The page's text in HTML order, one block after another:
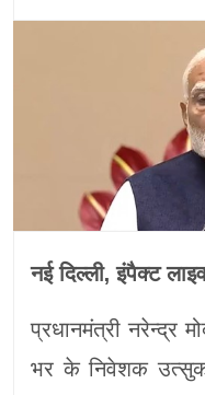
नई दिल्ली, इंपैक्ट
प्रधानमंत्री नरेन्द्र
भर के निवेशक